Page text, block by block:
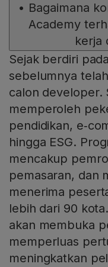
• Bagaimana
Academy
kerja
Sejak berdiri
sebelumnya
calon developer.
memperoleh
pendidikan,
hingga ESG.
mencakup
pemasaran, dan
menerima
lebih dari 90
akan membuka
memperluas
meningkatkan